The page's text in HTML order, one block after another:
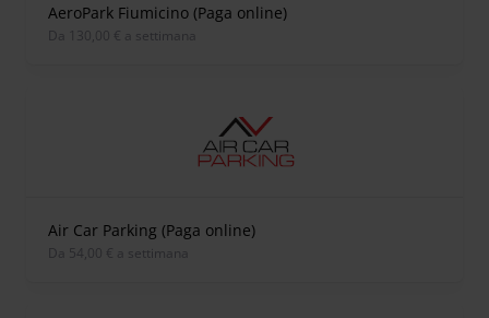
AeroPark Fiumicino (Paga online)
Da 130,00 € a settimana
Air Car Parking (Paga online)
Da 54,00 € a settimana